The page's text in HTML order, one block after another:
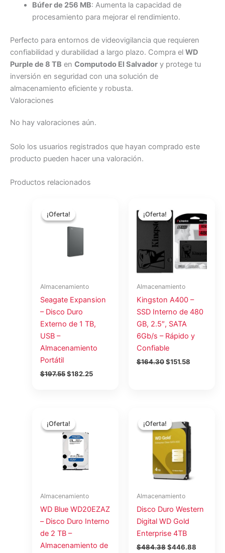
Búfer de 256 MB: Aumenta la capacidad de
procesamiento para mejorar el rendimiento.
Perfecto para entornos de videovigilancia que requieren
confiabilidad y durabilidad a largo plazo. Compra el WD
Purple de 8 TB en Computodo El Salvador y protege tu
inversión en seguridad con una solución de
almacenamiento eficiente y robusta.
Valoraciones
No hay valoraciones aún.
Solo los usuarios registrados que hayan comprado este
producto pueden hacer una valoración.
Productos relacionados
¡Oferta!
¡Oferta!
Almacenamiento
Seagate Expansion
– Disco Duro
Externo de 1 TB,
USB –
Almacenamiento
Portátil
$197.55
precio
original
era:
$182.25
¡Oferta!
¡Oferta!
Almacenamiento
Kingston A400 –
SSD Interno de 480
GB, 2.5″, SATA
6Gb/s – Rápido y
Confiable
$164.30
precio
original
era:
$164.30.
$151.58
actual
es:
$151.58.
¡Oferta!
¡Oferta!
Almacenamiento
WD Blue WD20EZAZ
– Disco Duro Interno
de 2 TB –
Almacenamiento de
precio
original
era:
$80.97.
es:
¡Oferta!
¡Oferta!
Almacenamiento
Disco Duro Western
Digital WD Gold
Enterprise 4TB
$484.38
precio
original
era:
$484.38.
$446.88